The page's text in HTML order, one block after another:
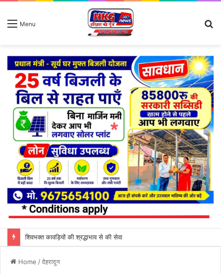
Menu
Home /देहरादून